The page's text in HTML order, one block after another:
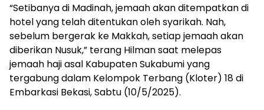
“Setibanya di Madinah, jemaah akan ditempatkan di
hotel yang telah ditentukan oleh syarikah. Nah,
sebelum bergerak ke Makkah, setiap jemaah akan
diberikan Nusuk,” terang Hilman saat melepas
jemaah haji asal Kabupaten Sukabumi yang
tergabung dalam Kelompok Terbang (Kloter) 18 di
Embarkasi Bekasi, Sabtu (10/5/2025).